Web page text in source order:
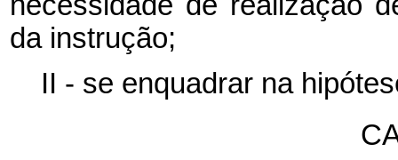
da instrução;
II - se enquadrar na